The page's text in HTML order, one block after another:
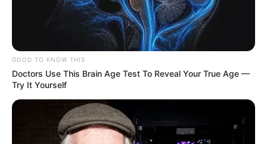
SHARE THIS Share it Tweet
Share it Pin it
PUBLICAÇÕES RELACIONADAS
GOOD TO KNOW THIS
Doctors Use This Brain Age Test To Reveal Your True Age —
Try It Yourself